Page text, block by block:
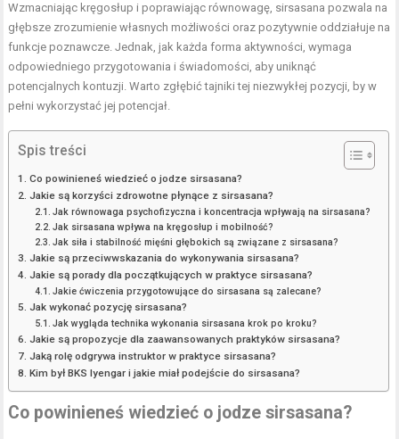
Wzmacniając kręgosłup i poprawiając równowagę, sirsasana pozwala na
głębsze zrozumienie własnych możliwości oraz pozytywnie oddziałuje na
funkcje poznawcze. Jednak, jak każda forma aktywności, wymaga
odpowiedniego przygotowania i świadomości, aby uniknąć
potencjalnych kontuzji. Warto zgłębić tajniki tej niezwykłej pozycji, by w
pełni wykorzystać jej potencjał.
Spis treści
Co powinieneś wiedzieć o jodze sirsasana?
Jakie są korzyści zdrowotne płynące z sirsasana?
Jak równowaga psychofizyczna i koncentracja wpływają na sirsasana?
Jak sirsasana wpływa na kręgosłup i mobilność?
Jak siła i stabilność mięśni głębokich są związane z sirsasana?
Jakie są przeciwwskazania do wykonywania sirsasana?
Jakie są porady dla początkujących w praktyce sirsasana?
Jakie ćwiczenia przygotowujące do sirsasana są zalecane?
Jak wykonać pozycję sirsasana?
Jak wygląda technika wykonania sirsasana krok po kroku?
Jakie są propozycje dla zaawansowanych praktyków sirsasana?
Jaką rolę odgrywa instruktor w praktyce sirsasana?
Kim był BKS Iyengar i jakie miał podejście do sirsasana?
Co powinieneś wiedzieć o jodze sirsasana?